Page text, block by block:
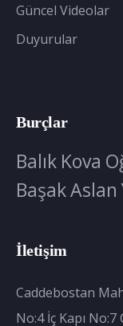
Güncel Videolar
Duyurular
Burçlar
Balık Kova
BaşakAslan
İletişim
Caddebostan
No:4 İç Kapı